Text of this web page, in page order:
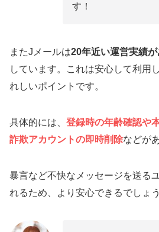
す！
またJメールは20年近い運営実績
しています。これは安心して利用
れしいポイントです。
具体的には、 登録時の年齢確認や
詐欺アカウントの即時削除などが
暴言など不快なメッセージを送る
れるため、より安心できるでしょう